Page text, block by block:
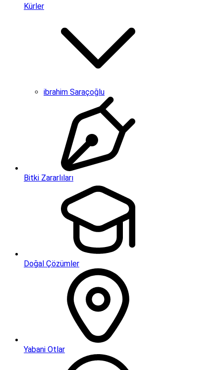
Kürler
ibrahim Saraçoğlu
Bitki Zararlıları
Doğal Çözümler
Yabani Otlar